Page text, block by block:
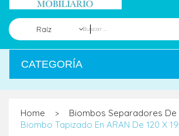
Raíz
CATEGORÍA
Home > Biombos Separadores De
Biombo Tapizado En ARAN De 120 X